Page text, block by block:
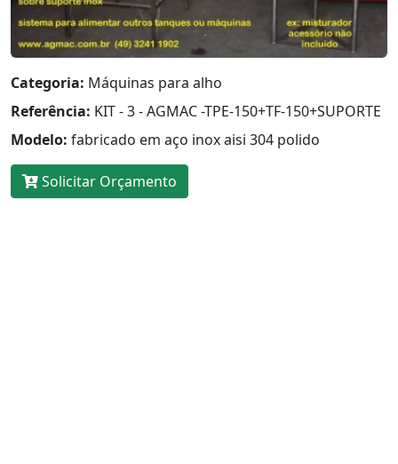
Categoria: Máquinas para alho
Referência: KIT - 3 - AGMAC -TPE-150+TF-150+SUPORTE
Modelo: fabricado em aço inox aisi 304 polido
Solicitar Orçamento